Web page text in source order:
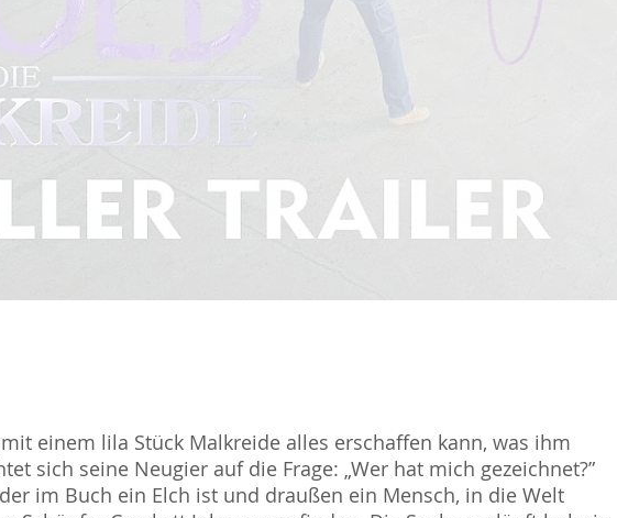
einem lila Stück Malkreide alles erschaffen kann, was ihm
sich seine Neugier auf die Frage: „Wer hat mich gezeichnet?”
im Buch ein Elch ist und draußen ein Mensch, in die Welt